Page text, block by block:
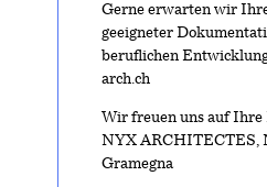
Gerne erwarten wir
geeigneter
beruflichen
arch.ch
Wir freuen uns auf Ihre
NYX ARCHITECTES,
Gramegna